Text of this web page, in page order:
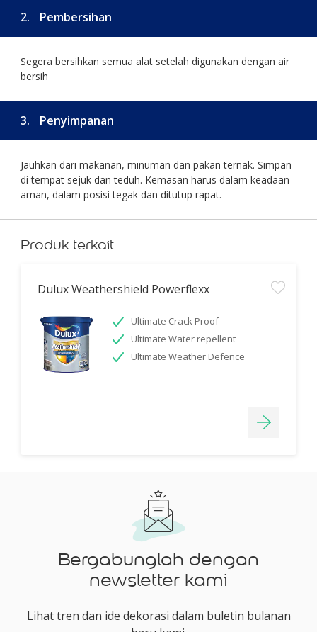
2. Pembersihan
Segera bersihkan semua alat setelah digunakan dengan air
bersih
3. Penyimpanan
Jauhkan dari makanan, minuman dan pakan ternak. Simpan
di tempat sejuk dan teduh. Kemasan harus dalam keadaan
aman, dalam posisi tegak dan ditutup rapat.
Produk terkait
Dulux Weathershield Powerflexx
Ultimate Crack Proof
Ultimate Water repellent
Ultimate Weather Defence
Bergabunglah dengan
newsletter kami
Lihat tren dan ide dekorasi dalam buletin bulanan